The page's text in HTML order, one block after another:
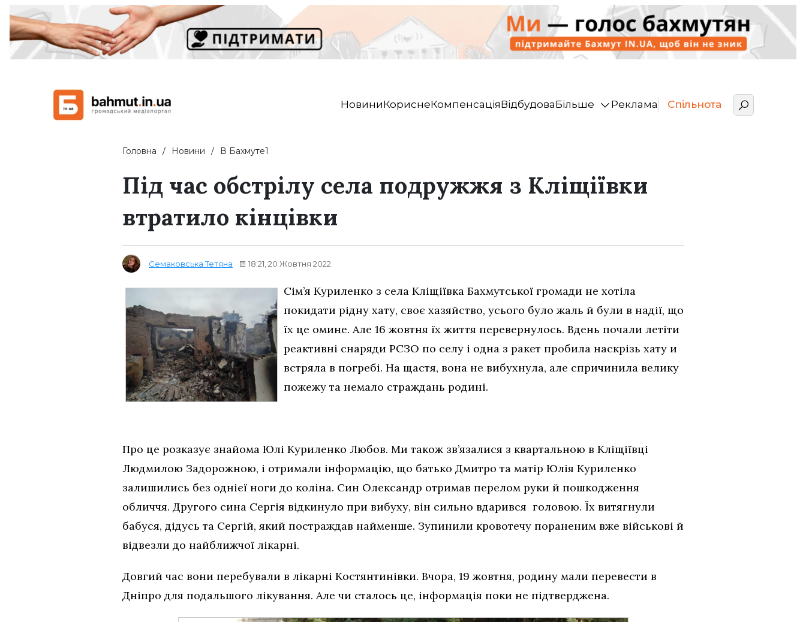
НовиниКориснеКомпенсаціяВідбудоваБільше Реклама Спільнота
Головна Новини В Бахмуте1
Під час обстрілу села подружжя з Кліщіївки
втратило кінцівки
Семаковська Тетяна 18:21, 20 Жовтня 2022
Сім’я Куриленко з села Кліщіївка Бахмутської громади не хотіла
покидати рідну хату, своє хазяйство, усього було жаль й були в надії, що
їх це омине. Але 16 жовтня їх життя перевернулось. Вдень почали летіти
реактивні снаряди РСЗО по селу і одна з ракет пробила наскрізь хату и
встряла в погребі. На щастя, вона не вибухнула, але спричинила велику
пожежу та немало страждань родині.
Про це розказує знайома Юлі Куриленко Любов. Ми також зв’язалися з квартальною в Кліщіївці
Людмилою Задорожною, і отримали інформацію, що батько Дмитро та матір Юлія Куриленко
залишились без однієї ноги до коліна. Син Олександр отримав перелом руки й пошкодження
обличчя. Другого сина Сергія відкинуло при вибуху, він сильно вдарився головою. Їх витягнули
бабуся, дідусь та Сергій, який постраждав найменше. Зупинили кровотечу пораненим вже військові й
відвезли до найближчої лікарні.
Довгий час вони перебували в лікарні Костянтинівки. Вчора, 19 жовтня, родину мали перевести в
Дніпро для подальшого лікування. Але чи сталось це, інформація поки не підтверджена.